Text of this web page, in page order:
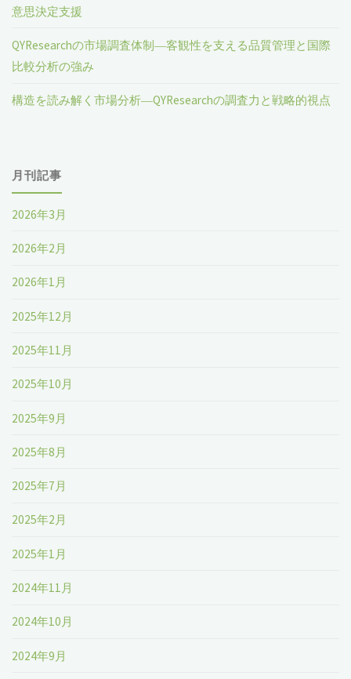
意思決定支援
QYResearchの市場調査体制―客観性を支える品質管理と国際
比較分析の強み
構造を読み解く市場分析―QYResearchの調査力と戦略的視点
月刊記事
2026年3月
2026年2月
2026年1月
2025年12月
2025年11月
2025年10月
2025年9月
2025年8月
2025年7月
2025年2月
2025年1月
2024年11月
2024年10月
2024年9月